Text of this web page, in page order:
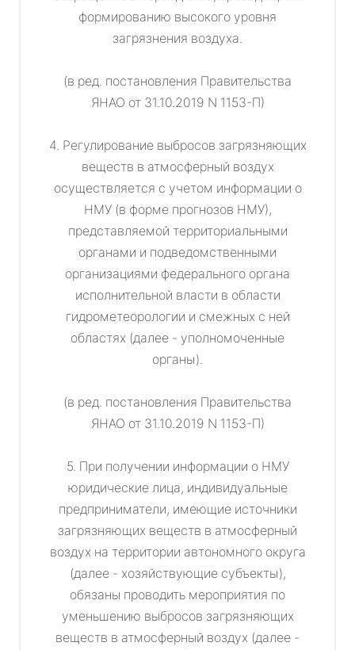
формированию высокого уровня
загрязнения воздуха.
(в ред. постановления Правительства
ЯНАО от 31.10.2019 N 1153-П)
4. Регулирование выбросов загрязняющих
веществ в атмосферный воздух
осуществляется с учетом информации о
НМУ (в форме прогнозов НМУ),
представляемой территориальными
органами и подведомственными
организациями федерального органа
исполнительной власти в области
гидрометеорологии и смежных с ней
областях (далее - уполномоченные
органы).
(в ред. постановления Правительства
ЯНАО от 31.10.2019 N 1153-П)
5. При получении информации о НМУ
юридические лица, индивидуальные
предприниматели, имеющие источники
загрязняющих веществ в атмосферный
воздух на территории автономного округа
(далее - хозяйствующие субъекты),
обязаны проводить мероприятия по
уменьшению выбросов загрязняющих
веществ в атмосферный воздух (далее -